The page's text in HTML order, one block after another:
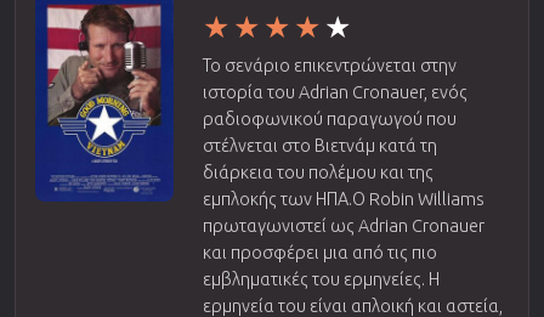
Το σενάριο επικεντρώνεται στην
ιστορία του Adrian Cronauer, ενός
ραδιοφωνικού παραγωγού που
στέλνεται στο Βιετνάμ κατά τη
διάρκεια του πολέμου και της
εμπλοκής των ΗΠΑ.Ο Robin Williams
πρωταγωνιστεί ως Adrian Cronauer
και προσφέρει μια από τις πιο
εμβληματικές του ερμηνείες. Η
ερμηνεία του είναι απλοική και αστεία,